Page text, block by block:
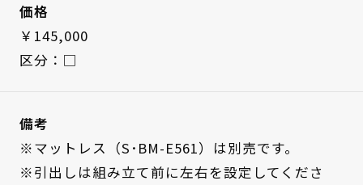
価格
￥145,000
区分：□
備考
※マットレス（S･BM-E561）は別売です。
※引出しは組み立て前に左右を設定してくださ